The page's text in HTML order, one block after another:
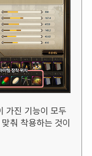
가진 기능이 모두
춰 착용하는 것이